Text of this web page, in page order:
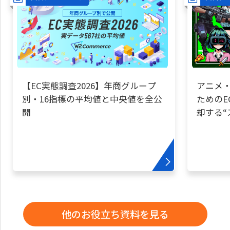
【EC実態調査2026】年商グループ
別・16指標の平均値と中央値を全公
開
アニメ
ための
却する
他のお役立ち資料を見る